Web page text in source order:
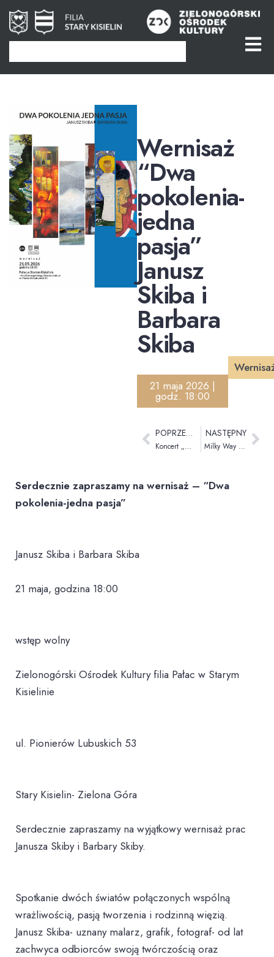
Wernisaż
“Dwa
pokolenia-
jedna
pasja”
Janusz
Skiba i
Barbara
Skiba
21 maja 2026 |
godz. 18:00
POPRZEDNI
Koncert „W rytmie tanga vol.2” Walicki-Popiołek Duo
NASTĘPNY
Milky Way III Laktacyjna sesja zdjęciowa
Serdecznie zapraszamy na wernisaż – “Dwa
pokolenia-jedna pasja”
Janusz Skiba i Barbara Skiba
21 maja, godzina 18:00
wstęp wolny
Zielonogórski Ośrodek Kultury filia Pałac w Starym
Kisielinie
ul. Pionierów Lubuskich 53
Stary Kisielin- Zielona Góra
Serdecznie zapraszamy na wyjątkowy wernisaż prac
Janusza Skiby i Barbary Skiby.
Spotkanie dwóch światów połączonych wspólną
wrażliwością, pasją tworzenia i rodzinną więzią.
Janusz Skiba- uznany malarz, grafik, fotograf- od lat
zachwyca odbiorców swoją twórczością oraz